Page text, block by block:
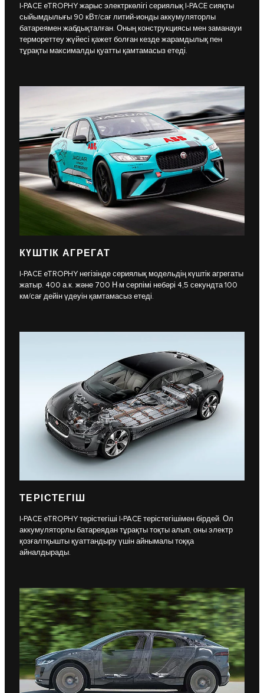
I-PACE eTROPHY жарыс электркөлігі сериялық l-PACE сияқты
сыйымдылығы 90 кВт/сағ литий-ионды аккумуляторлы
батареямен жабдықталған. Оның конструкциясы мен заманауи
термореттеу жүйесі қажет болған кезде жарамдылық пен
тұрақты максималды қуатты қамтамасыз етеді.
КҮШТІК АГРЕГАТ
I-PACE eTROPHY негізінде сериялық модельдің күштік агрегаты
жатыр. 400 а.к. және 700 Н·м серпімі небәрі 4,5 секундта 100
км/сағ дейін үдеуін қамтамасыз етеді.
ТЕРІСТЕГІШ
I-PACE eTROPHY терістегіші I-PACE терістегішімен бірдей. Ол
аккумуляторлы батареядан тұрақты тоқты алып, оны электр
қозғалтқышты қуаттандыру үшін айнымалы тоққа
айналдырады.